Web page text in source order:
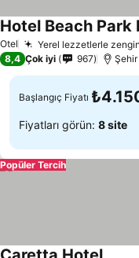
Otel Yerel lezzetlerle
Hotel Beach Park
8,4 Çok iyi 967
Başlangıç Fiyatı
Fiyatları görün: 8 site
Popüler Tercih